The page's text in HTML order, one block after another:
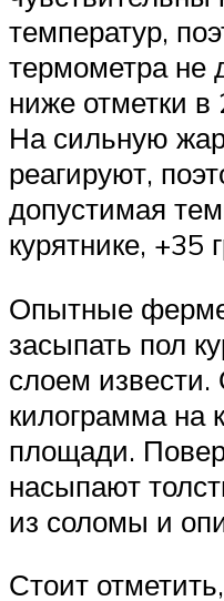
температур,
термометра не
ниже отметки в
На сильную
реагируют,
допустимая
курятнике, +35
Опытные
засыпать пол
слоем извести.
килограмма на
площади.
насыпают
из соломы и
Стоит